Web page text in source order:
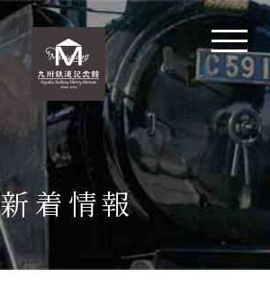
新着情報